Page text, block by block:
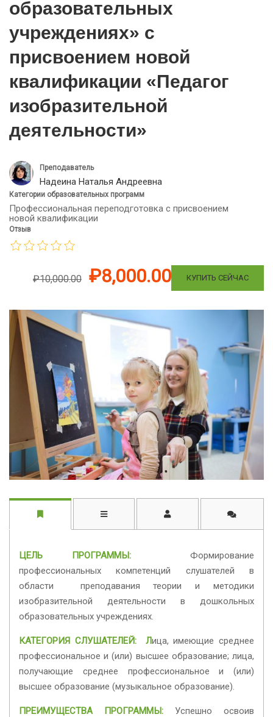
образовательных
учреждениях» с
присвоением новой
квалификации «Педагог
изобразительной
деятельности»
Преподаватель
Надеина Наталья Андреевна
Категории образовательных программ
Профессиональная переподготовка с присвоением
новой квалификации
Отзыв
₽10,000.00 ₽8,000.00 КУПИТЬ СЕЙЧАС
ЦЕЛЬ ПРОГРАММЫ: Формирование
профессиональных компетенций слушателей в
области преподавания теории и методики
изобразительной деятельности в дошкольных
образовательных учреждениях.
КАТЕГОРИЯ СЛУШАТЕЛЕЙ: Лица, имеющие среднее
профессиональное и (или) высшее образование; лица,
получающие среднее профессиональное и (или)
высшее образование (музыкальное образование).
ПРЕИМУЩЕСТВА ПРОГРАММЫ: Успешно освоив